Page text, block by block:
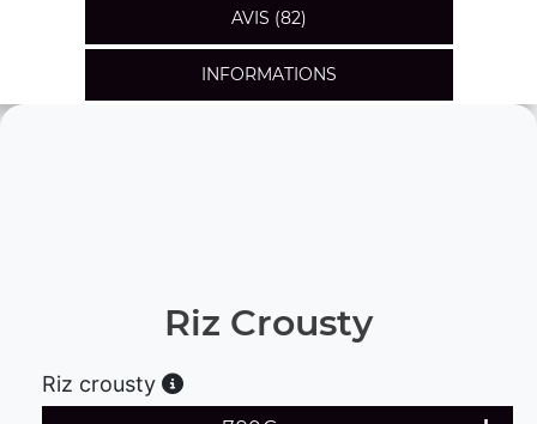
AVIS (82)
INFORMATIONS
Riz Crousty
Riz crousty